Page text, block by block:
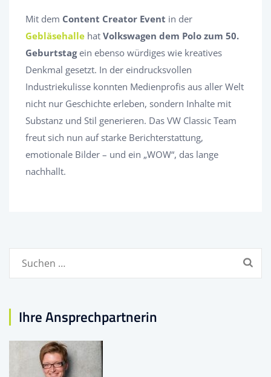
Mit dem Content Creator Event in der
Gebläsehalle hat Volkswagen dem Polo zum 50.
Geburtstagein ebenso würdiges wie kreatives
Denkmal gesetzt. In der eindrucksvollen
Industriekulisse konnten Medienprofis aus aller Welt
nicht nur Geschichte erleben, sondern Inhalte mit
Substanz und Stil generieren. Das VW Classic Team
freut sich nun auf starke Berichterstattung,
emotionale Bilder – und ein „WOW“, das lange
nachhallt.
Suchen
Ihre Ansprechpartnerin